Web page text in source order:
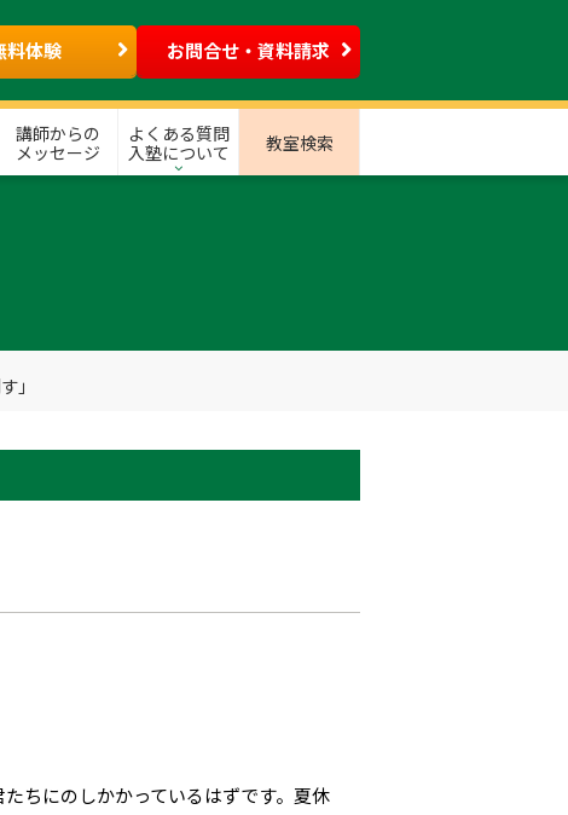
料体験 お問合せ・資料請求
講師からの
メッセージ
よくある質問
入塾について
教室検索
」
ちにのしかかっているはずです。夏休